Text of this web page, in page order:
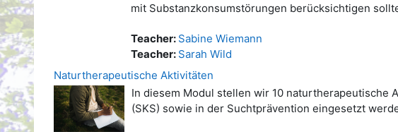
mit Substanzkonsumstörungen berücksichtigen
Teacher: Sabine Wiemann
Teacher: Sarah Wild
Naturtherapeutische Aktivitäten
In diesem Modul stellen wir 10 naturtherapeutische
(SKS) sowie in der Suchtprävention eingesetzt